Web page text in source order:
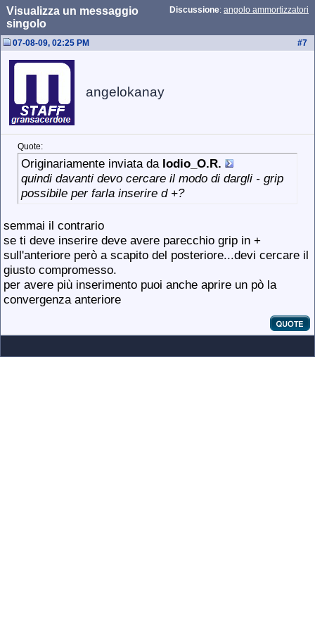
Discussione: angolo ammortizzatori
Visualizza un messaggio
singolo
#7
07-08-09, 02:25 PM
angelokanay
Quote:
Originariamente inviata da Iodio_O.R.
quindi davanti devo cercare il modo di dargli - grip
possibile per farla inserire d +?
semmai il contrario
se ti deve inserire deve avere parecchio grip in +
sull'anteriore però a scapito del posteriore...devi cercare il
giusto compromesso.
per avere più inserimento puoi anche aprire un pò la
convergenza anteriore